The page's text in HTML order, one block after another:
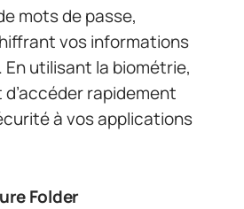
mots de passe,
vos informations
utilisant la biométrie,
rapidement
à vos applications
Folder